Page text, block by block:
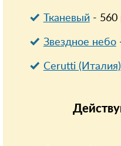
Тканевый- 560
Звездное небо
Cerutti (Италия)